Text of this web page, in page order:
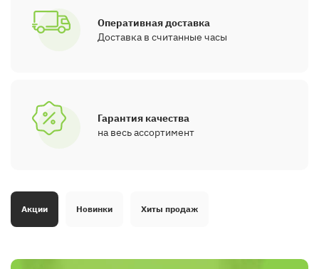
Оперативная доставка
Доставка в считанные часы
Гарантия качества
на весь ассортимент
Акции Новинки Хиты продаж